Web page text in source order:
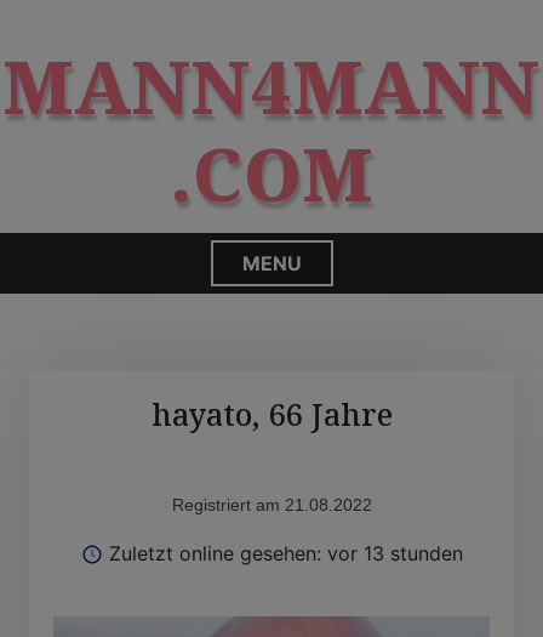
i
p
o
c
n
t
MANN4MANN
.COM
MENU
hayato, 66 Jahre
Registriert am 21.08.2022
Zuletzt online gesehen: vor 13 stunden